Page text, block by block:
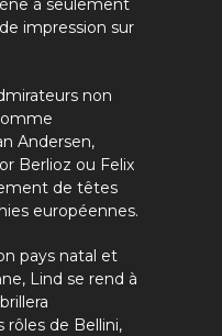
à seulement
impression sur
non
Andersen,
Berlioz ou Felix
de têtes
européennes.
pays natal et
Lind se rend à
rôles de Bellini,